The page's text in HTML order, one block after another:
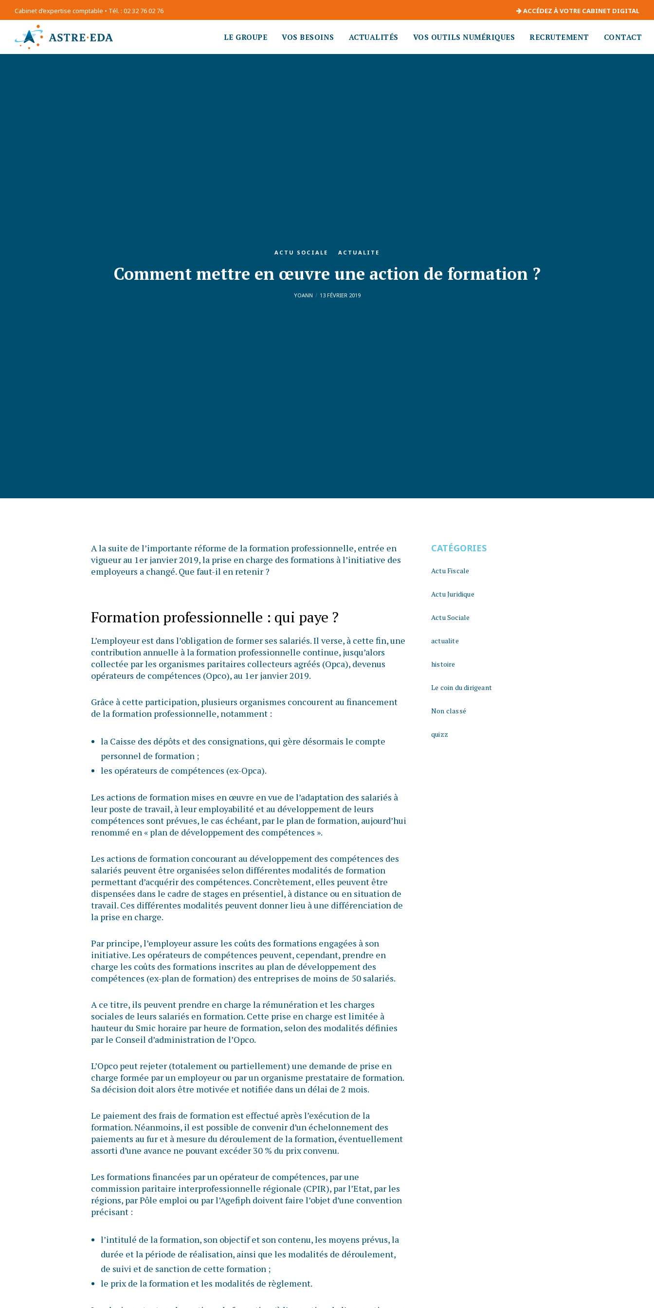
Cabinet d’expertise comptable • Tél. : 02 32 76 02 76 ACCÉDEZ À VOTRE CABINET DIGITAL
LE GROUPE VOS BESOINS ACTUALITÉS VOS OUTILS NUMÉRIQUES RECRUTEMENT CONTACT
ACTU SOCIALE ACTUALITE
Comment mettre en œuvre une action de formation ?
YOANN 13 FÉVRIER 2019
A la suite de l’importante réforme de la formation professionnelle, entrée en
vigueur au 1er janvier 2019, la prise en charge des formations à l’initiative des
employeurs a changé. Que faut-il en retenir ?
Formation professionnelle : qui paye ?
L’employeur est dans l’obligation de former ses salariés. Il verse, à cette fin, une
contribution annuelle à la formation professionnelle continue, jusqu’alors
collectée par les organismes paritaires collecteurs agréés (Opca), devenus
opérateurs de compétences (Opco), au 1er janvier 2019.
Grâce à cette participation, plusieurs organismes concourent au financement
de la formation professionnelle, notamment :
la Caisse des dépôts et des consignations, qui gère désormais le compte
personnel de formation ;
les opérateurs de compétences (ex-Opca).
Les actions de formation mises en œuvre en vue de l’adaptation des salariés à
leur poste de travail, à leur employabilité et au développement de leurs
compétences sont prévues, le cas échéant, par le plan de formation, aujourd’hui
renommé en « plan de développement des compétences ».
Les actions de formation concourant au développement des compétences des
salariés peuvent être organisées selon différentes modalités de formation
permettant d’acquérir des compétences. Concrètement, elles peuvent être
dispensées dans le cadre de stages en présentiel, à distance ou en situation de
travail. Ces différentes modalités peuvent donner lieu à une différenciation de
la prise en charge.
Par principe, l’employeur assure les coûts des formations engagées à son
initiative. Les opérateurs de compétences peuvent, cependant, prendre en
charge les coûts des formations inscrites au plan de développement des
compétences (ex-plan de formation) des entreprises de moins de 50 salariés.
A ce titre, ils peuvent prendre en charge la rémunération et les charges
sociales de leurs salariés en formation. Cette prise en charge est limitée à
hauteur du Smic horaire par heure de formation, selon des modalités définies
par le Conseil d’administration de l’Opco.
L’Opco peut rejeter (totalement ou partiellement) une demande de prise en
charge formée par un employeur ou par un organisme prestataire de formation.
Sa décision doit alors être motivée et notifiée dans un délai de 2 mois.
Le paiement des frais de formation est effectué après l’exécution de la
formation. Néanmoins, il est possible de convenir d’un échelonnement des
paiements au fur et à mesure du déroulement de la formation, éventuellement
assorti d’une avance ne pouvant excéder 30 % du prix convenu.
Les formations financées par un opérateur de compétences, par une
commission paritaire interprofessionnelle régionale (CPIR), par l’Etat, par les
régions, par Pôle emploi ou par l’Agefiph doivent faire l’objet d’une convention
précisant :
l’intitulé de la formation, son objectif et son contenu, les moyens prévus, la
durée et la période de réalisation, ainsi que les modalités de déroulement,
de suivi et de sanction de cette formation ;
le prix de la formation et les modalités de règlement.
CATÉGORIES
Actu Fiscale
Actu Juridique
Actu Sociale
actualite
histoire
Le coin du dirigeant
Non classé
quizz